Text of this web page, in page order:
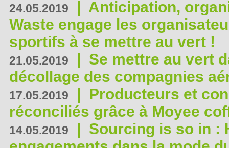
24.05.2019 | Anticipation,
Waste engage les
sportifs à se mettre au vert !
21.05.2019 | Se mettre au vert
décollage des compagnies
17.05.2019 | Producteurs et
réconciliés grâce à Moyee
14.05.2019 | Sourcing is so in :